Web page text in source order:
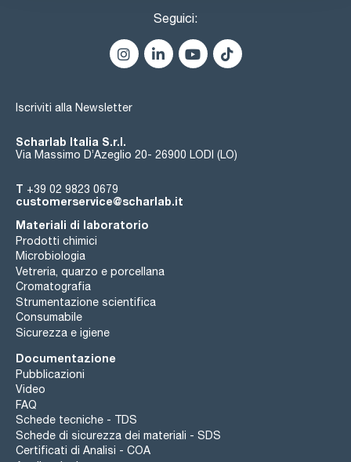
Seguici:
Iscriviti alla Newsletter
Scharlab Italia S.r.l.
Via Massimo D’Azeglio 20- 26900 LODI (LO)
T +39 02 9823 0679
customerservice@scharlab.it
Materiali di laboratorio
Prodotti chimici
Microbiologia
Vetreria, quarzo e porcellana
Cromatografia
Strumentazione scientifica
Consumabile
Sicurezza e igiene
Documentazione
Pubblicazioni
Video
FAQ
Schede tecniche - TDS
Schede di sicurezza dei materiali - SDS
Certificati di Analisi - COA